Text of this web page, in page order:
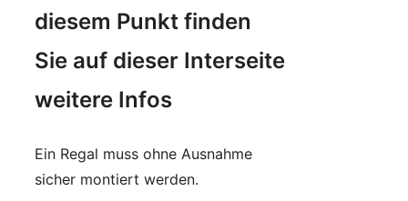
diesem Punkt finden
Sie auf dieser Interseite
weitere Infos
Ein Regal muss ohne Ausnahme
sicher montiert werden.